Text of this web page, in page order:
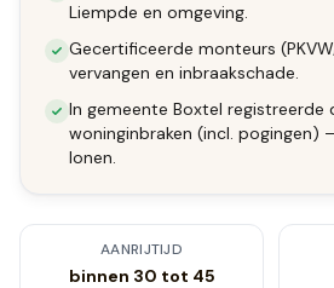
Liempde en omgeving.
Gecertificeerde monteurs
vervangen en inbraakschade.
In gemeente Boxtel registreerde
woninginbraken (incl. pogingen)
lonen.
AANRIJTIJD
binnen 30 tot 45